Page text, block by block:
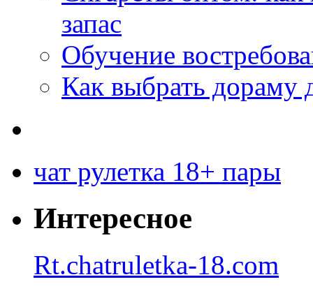
запас
Обучение
Как выбрать дораму
чат рулетка 18+ пары
Интересное
Rt.chatruletka-18.com